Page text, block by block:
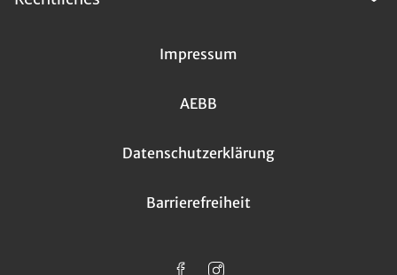
Impressum
AEBB
Datenschutzerklärung
Barrierefreiheit